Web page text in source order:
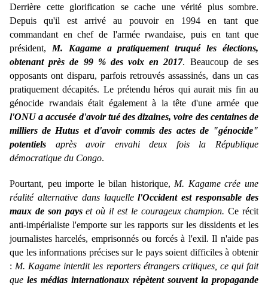
Derrière cette glorification se cache une vérité plus sombre.
Depuis qu'il est arrivé au pouvoir en 1994 en tant que
commandant en chef de l'armée rwandaise, puis en tant que
président, M. Kagame a pratiquement truqué les élections,
obtenant près de 99 % des voix en 2017. Beaucoup de ses
opposants ont disparu, parfois retrouvés assassinés, dans un cas
pratiquement décapités. Le prétendu héros qui aurait mis fin au
génocide rwandais était également à la tête d'une armée que
l'ONU a accusée d'avoir tué des dizaines, voire des centaines de
milliers de Hutus et d'avoir commis des actes de "génocide"
potentiels après avoir envahi deux fois la République
démocratique du Congo.
Pourtant, peu importe le bilan historique, M. Kagame crée une
réalité alternative dans laquellel'Occident est responsable des
maux de son payset où il est le courageux champion. Ce récit
anti-impérialiste l'emporte sur les rapports sur les dissidents et les
journalistes harcelés, emprisonnés ou forcés à l'exil. Il n'aide pas
que les informations précises sur le pays soient difficiles à obtenir
: M. Kagame interdit les reporters étrangers critiques, ce qui fait
que les médias internationaux répètent souvent la propagande